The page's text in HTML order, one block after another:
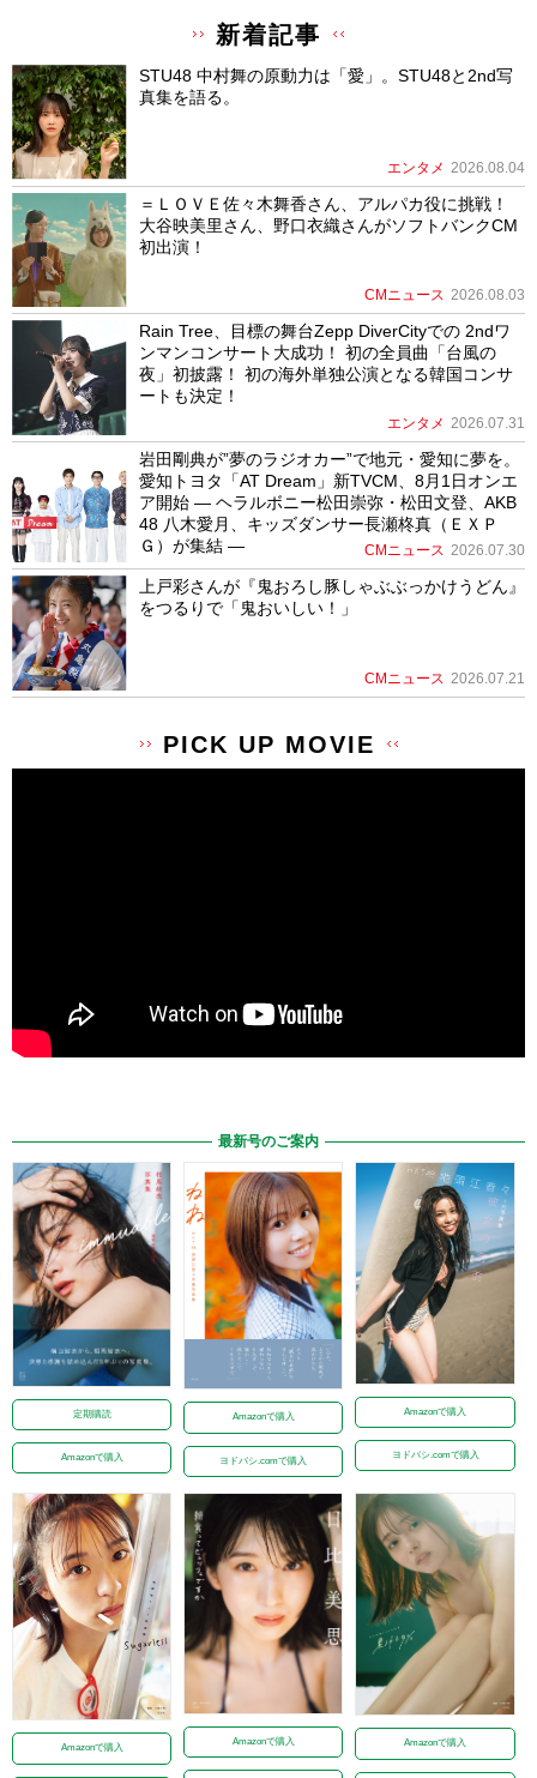
新着記事
STU48 中村舞の原動力は「愛」。STU48と2nd写
真集を語る。
エンタメ 2026.08.04
＝ＬＯＶＥ佐々木舞香さん、アルパカ役に挑戦！
大谷映美里さん、野口衣織さんがソフトバンクCM
初出演！
CMニュース 2026.08.03
Rain Tree、目標の舞台Zepp DiverCityでの 2ndワ
ンマンコンサート大成功！ 初の全員曲「台風の
夜」初披露！ 初の海外単独公演となる韓国コンサ
ートも決定！
エンタメ 2026.07.31
岩田剛典が”夢のラジオカー”で地元・愛知に夢を。
愛知トヨタ「AT Dream」新TVCM、8月1日オンエ
ア開始 ― ヘラルボニー松田崇弥・松田文登、AKB
48 八木愛月、キッズダンサー長瀬柊真（ＥＸＰ
Ｇ）が集結 ―
CMニュース 2026.07.30
上戸彩さんが『鬼おろし豚しゃぶぶっかけうどん』
をつるりで「鬼おいしい！」
CMニュース 2026.07.21
PICK UP MOVIE
最新号のご案内
定期購読
Amazonで購入
Amazonで購入
ヨドバシ.comで購入
Amazonで購入
ヨドバシ.comで購入
Amazonで購入
Amazonで購入 Amazonで購入